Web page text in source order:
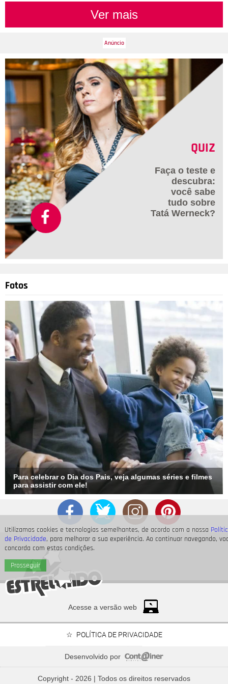
Utilizamos cookies e tecnologias semelhantes, de acordo com a nossa
de Privacidade, para melhorar a sua experiência. Ao continuar navegando,
concorda com estas condições.
Prosseguir
Divulgação
Se alguém ainda tinha resistido aos encantos de Harrison
Ford não conseguirá conter o coração por muito mais tempo.
meros mortais? Entre piadinhas, ironias e muitas jogadas de
acredite nele quando ele disser que conseguiu ganhar uma
corrida com a nave Millenium Falcon fazendo menos de 12
parsecs.
Divulgação 5/11
Para quem não lembra, Star Wars começa com Luke fazendo
aquela que acompanhamos desde o começo e seguindo cada
passo. Por isso, nada foi mais gostoso do que ver Luke
descobrindo suas origens, sendo treinado por Yoda e
aprendendo a controlar a Força.
Ver mais
QUIZ
Faça o teste e
descubra:
você sabe
tudo sobre
Tatá Werneck?
Fotos
Para celebrar o Dia dos Pais, veja algumas séries e filmes
para assistir com ele!
que passarão o Dia dos Pais à espera de seus bebês
Acesse a versão web
POLÍTICA DE PRIVACIDADE
Desenvolvido por
Copyright - 2026 | Todos os direitos reservados